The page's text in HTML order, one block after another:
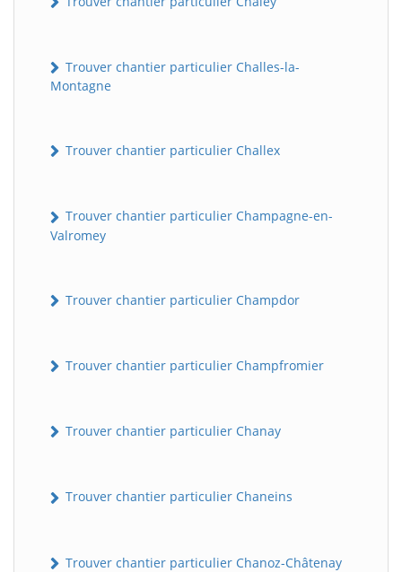
Trouver chantier particulier Challes-la-
Montagne
Trouver chantier particulier Challex
Trouver chantier particulier Champagne-en-
Valromey
Trouver chantier particulier Champdor
Trouver chantier particulier Champfromier
Trouver chantier particulier Chanay
Trouver chantier particulier Chaneins
Trouver chantier particulier Chanoz-Châtenay